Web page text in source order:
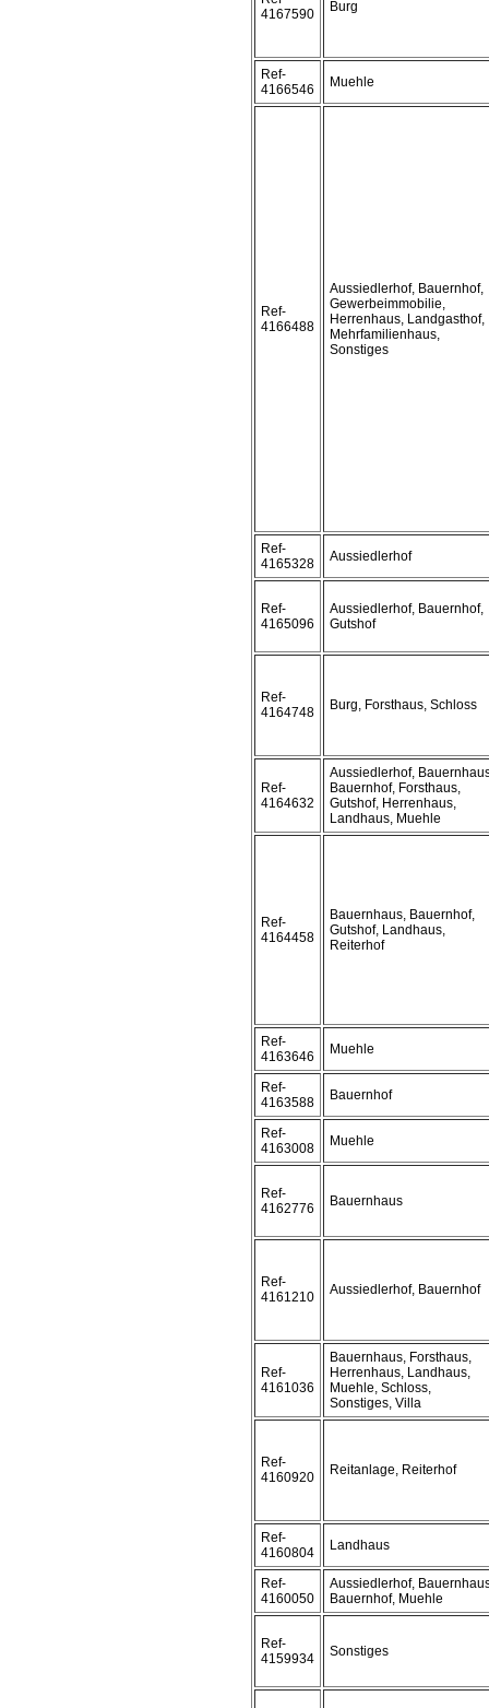
4167590
Burg
Ref-
4166546
Muehle
Ref-
4166488
Aussiedlerhof, Bauernhof,
Gewerbeimmobilie,
Herrenhaus, Landgasthof,
Mehrfamilienhaus,
Sonstiges
Ref-
4165328
Aussiedlerhof
Ref-
4165096
Aussiedlerhof, Bauernhof,
Gutshof
Ref-
4164748
Burg, Forsthaus, Schloss
Ref-
4164632
Aussiedlerhof,
Bauernhof, Forsthaus,
Gutshof, Herrenhaus,
Landhaus, Muehle
Ref-
4164458
Bauernhaus, Bauernhof,
Gutshof, Landhaus,
Reiterhof
Ref-
4163646
Muehle
Ref-
4163588
Bauernhof
Ref-
4163008
Muehle
Ref-
4162776
Bauernhaus
Ref-
4161210
Aussiedlerhof, Bauernhof
Ref-
4161036
Bauernhaus, Forsthaus,
Herrenhaus, Landhaus,
Muehle, Schloss,
Sonstiges, Villa
Ref-
4160920
Reitanlage, Reiterhof
Ref-
4160804
Landhaus
Ref-
4160050
Aussiedlerhof,
Bauernhof, Muehle
Ref-
4159934
Sonstiges